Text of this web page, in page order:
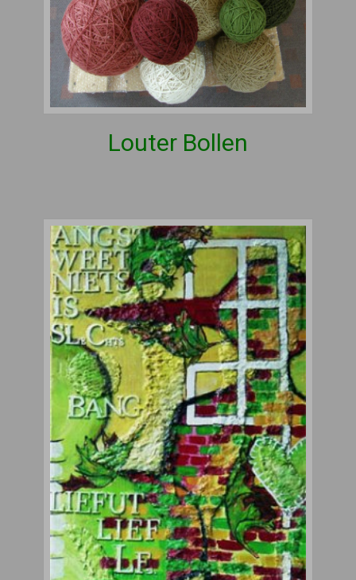
Louter Bollen